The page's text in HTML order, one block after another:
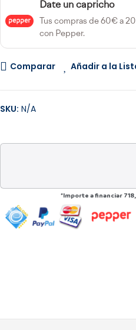
Date un capricho
Tus compras de 60€ a
con Pepper.
Comparar Añadir a la
SKU: N/A
*Importe a financiar